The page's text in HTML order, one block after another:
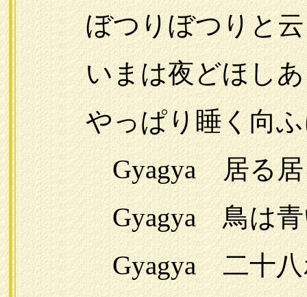
ぼつりぼつりと云
いまは夜どほしあ
やっぱり睡く向ふ
Gyagya 居る居る
Gyagya 鳥は青い
Gyagya 二十八ポ